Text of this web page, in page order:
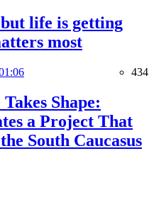
life is getting
most
434
Shape:
a Project That
South Caucasus